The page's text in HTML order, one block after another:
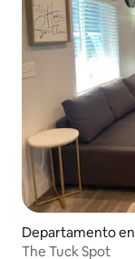
Departamento
The Tuck Spot